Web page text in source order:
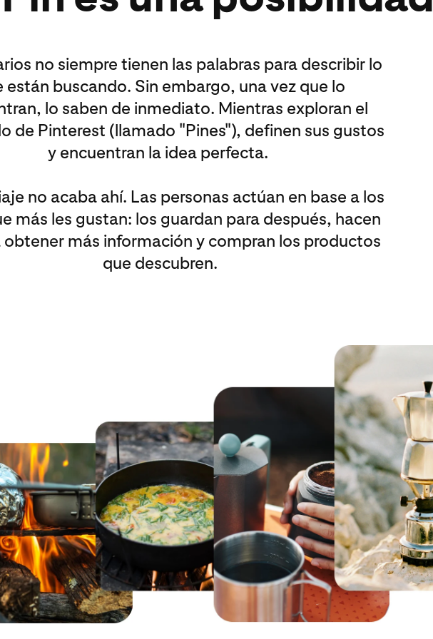
no siempre tienen las palabras para describir lo
están buscando. Sin embargo, una vez que lo
lo saben de inmediato. Mientras exploran el
de Pinterest (llamado "Pines"), definen sus gustos
y encuentran la idea perfecta.
no acaba ahí. Las personas actúan en base a los
más les gustan: los guardan para después, hacen
obtener más información y compran los productos
que descubren.